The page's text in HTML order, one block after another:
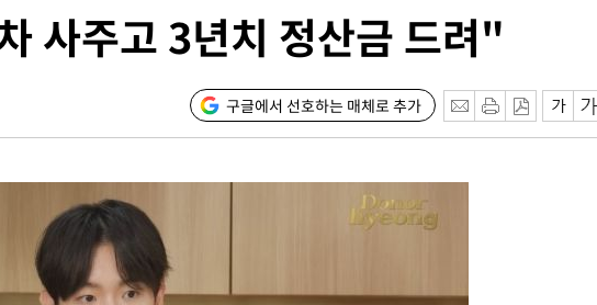
정본부장 기소
축구협회
대 공대 교수…이
역총액 25.3%↑
기소
사망
사주고 3년치 정산금 드려"
구글에서 선호하는 매체로 추가